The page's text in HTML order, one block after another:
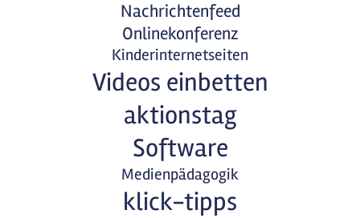
Nachrichtenfeed
Onlinekonferenz
Kinderinternetseiten
Videos einbetten
aktionstag
Software
Medienpädagogik
klick-tipps